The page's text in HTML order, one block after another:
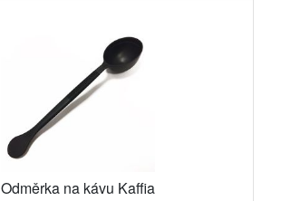
Odměrka na kávu Kaffia